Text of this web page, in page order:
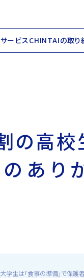
サービスCHINTAIの取り
の高
あり
学生は「食事の準備」で保護